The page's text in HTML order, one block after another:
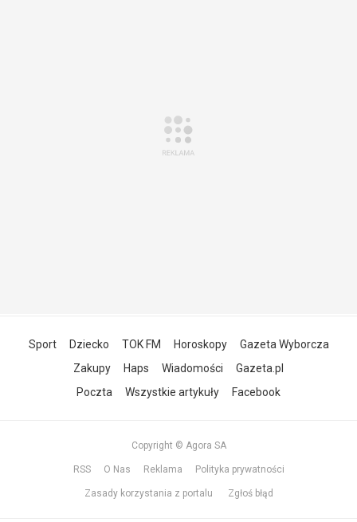
Sport Dziecko TOK FM Horoskopy
Gazeta Wyborcza
Zakupy
Haps Wiadomości
Gazeta.pl
Poczta
Wszystkie artykuły Facebook
Copyright © Agora SA
RSS O Nas Reklama Polityka prywatności
Zasady korzystania z portalu Zgłoś błąd